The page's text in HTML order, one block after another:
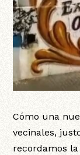
Cómo una
vecinales,
recordamos